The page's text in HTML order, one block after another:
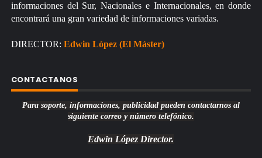
informaciones del Sur, Nacionales e Internacionales, en donde
encontrará una gran variedad de informaciones variadas.
DIRECTOR: Edwin López (El Máster)
CONTACTANOS
Para soporte, informaciones, publicidad pueden contactarnos al
siguiente correo y número telefónico.
Edwin López Director.